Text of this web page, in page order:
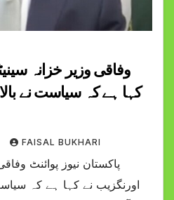
وفاقی وزیر خزانہ
کہا ہے کہ سیاست نے
FAISAL BUKHARI
پاکستان نیوز پوائنٹ
اورنگزیب نے کہا ہے کہ